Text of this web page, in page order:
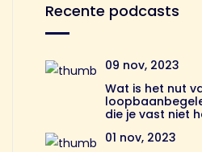
Recente podcasts
09 nov, 2023
Wat is het nut
die je vast niet
01 nov, 2023